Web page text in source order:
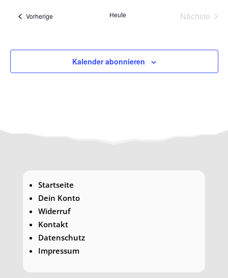
VorherigeVeranstaltungen Heute
Nächste
Kalender abonnieren
Startseite
Dein Konto
Widerruf
Kontakt
Datenschutz
Impressum